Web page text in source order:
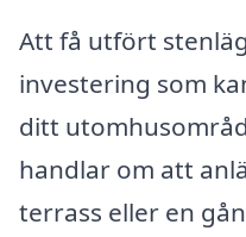
Att få utfört
investering som
ditt
handlar om att
terrass eller en